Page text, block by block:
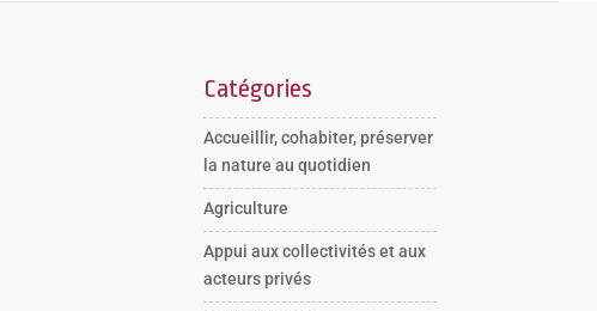
Catégories
Accueillir, cohabiter, préserver
la nature au quotidien
Agriculture
Appui aux collectivités et aux
acteurs privés